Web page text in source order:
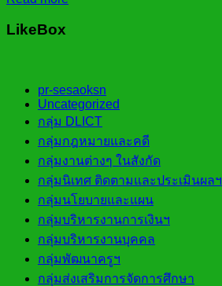
LikeBox
pr-sesaoksn
Uncategorized
กลุ่ม DLICT
กลุ่มกฎหมายและคดี
กลุ่มงานต่างๆ ในสังกัด
กลุ่มนิเทศ ติดตามและประเมินผลฯ
กลุ่มนโยบายและแผน
กลุ่มบริหารงานการเงินฯ
กลุ่มบริหารงานบุคคล
กลุ่มพัฒนาครูฯ
กลุ่มส่งเสริมการจัดการศึกษา